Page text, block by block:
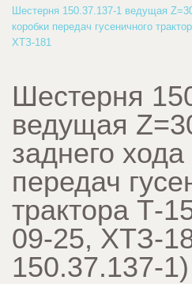
Шестерня 150.37.137-1 ведущая
коробки передач гусеничного
ХТЗ-181
Шестерня
ведущая
заднего
передач
трактора Т-
09-25, ХТЗ-
150.37.137-1)